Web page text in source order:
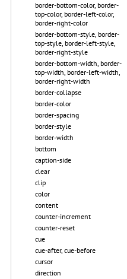
border-bottom-color, border-
top-color, border-left-color,
border-right-color
border-bottom-style, border-
top-style, border-left-style,
border-right-style
border-bottom-width, border-
top-width, border-left-width,
border-right-width
border-collapse
border-color
border-spacing
border-style
border-width
bottom
caption-side
clear
clip
color
content
counter-increment
counter-reset
cue
cue-after, cue-before
cursor
direction